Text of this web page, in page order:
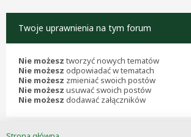
Twoje uprawnienia na tym forum
Nie możesz tworzyć nowych tematów
Nie możesz odpowiadać w tematach
Nie możesz zmieniać swoich postów
Nie możesz usuwać swoich postów
Nie możesz dodawać załączników